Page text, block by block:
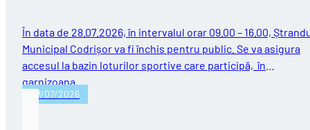
În data de 28.07.2026, în intervalul orar 09.00 – 16.00,
Municipal Codrișor va fi închis pentru public. Se va asigura
accesul la bazin loturilor sportive care participă, în
garnizoana…
27/07/2026